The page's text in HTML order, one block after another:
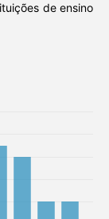
de ensino